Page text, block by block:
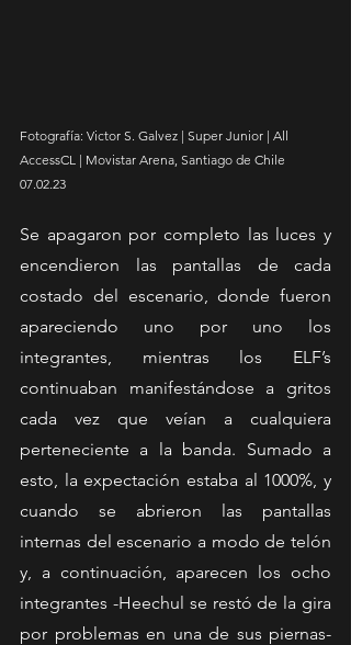
Fotografía: Victor S. Galvez | Super Junior | All
AccessCL | Movistar Arena, Santiago de Chile
07.02.23
Se apagaron por completo las luces y
encendieron las pantallas de cada
costado del escenario, donde fueron
apareciendo uno por uno los
integrantes, mientras los ELF’s
continuaban manifestándose a gritos
cada vez que veían a cualquiera
perteneciente a la banda. Sumado a
esto, la expectación estaba al 1000%, y
cuando se abrieron las pantallas
internas del escenario a modo de telón
y, a continuación, aparecen los ocho
integrantes -Heechul se restó de la gira
por problemas en una de sus piernas-